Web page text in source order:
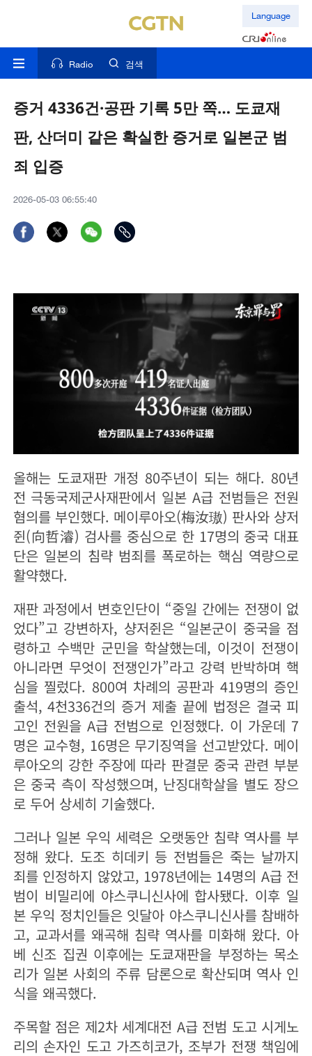
Language
Radio 검색
증거 4336건·공판 기록 5만 쪽… 도쿄재
판, 산더미 같은 확실한 증거로 일본군 범
죄 입증
2026-05-03 06:55:40
올해는 도쿄재판 개정 80주년이 되는 해다. 80년
전 극동국제군사재판에서 일본 A급 전범들은 전원
혐의를 부인했다. 메이루아오(梅汝璈) 판사와 샹저
쥔(向哲濬) 검사를 중심으로 한 17명의 중국 대표
단은 일본의 침략 범죄를 폭로하는 핵심 역량으로
활약했다.
재판 과정에서 변호인단이 “중일 간에는 전쟁이 없
었다”고 강변하자, 샹저쥔은 “일본군이 중국을 점
령하고 수백만 군민을 학살했는데, 이것이 전쟁이
아니라면 무엇이 전쟁인가”라고 강력 반박하며 핵
심을 찔렀다. 800여 차례의 공판과 419명의 증인
출석, 4천336건의 증거 제출 끝에 법정은 결국 피
고인 전원을 A급 전범으로 인정했다. 이 가운데 7
명은 교수형, 16명은 무기징역을 선고받았다. 메이
루아오의 강한 주장에 따라 판결문 중국 관련 부분
은 중국 측이 작성했으며, 난징대학살을 별도 장으
로 두어 상세히 기술했다.
그러나 일본 우익 세력은 오랫동안 침략 역사를 부
정해 왔다. 도조 히데키 등 전범들은 죽는 날까지
죄를 인정하지 않았고, 1978년에는 14명의 A급 전
범이 비밀리에 야스쿠니신사에 합사됐다. 이후 일
본 우익 정치인들은 잇달아 야스쿠니신사를 참배하
고, 교과서를 왜곡해 침략 역사를 미화해 왔다. 아
베 신조 집권 이후에는 도쿄재판을 부정하는 목소
리가 일본 사회의 주류 담론으로 확산되며 역사 인
식을 왜곡했다.
주목할 점은 제2차 세계대전 A급 전범 도고 시게노
리의 손자인 도고 가즈히코가, 조부가 전쟁 책임에